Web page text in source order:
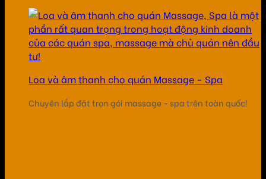
Loa và âm thanh cho quán Massage - Spa
Chuyên lắp đặt trọn gói massage - spa trên toàn quốc!